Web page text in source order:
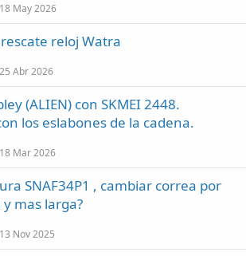
18 May 2026
reloj Watra
25 Abr 2026
(ALIEN) con SKMEI 2448.
los eslabones de la cadena.
18 Mar 2026
SNAF34P1 , cambiar correa por
mas larga?
13 Nov 2025